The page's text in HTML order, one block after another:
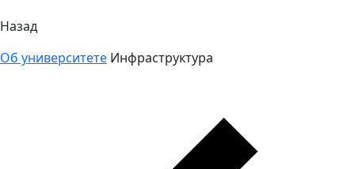
Назад
Об университете Инфраструктура